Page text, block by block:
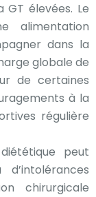
élevées. Le
alimentation
dans la
globale de
de certaines
à la
régulière
peut
chirurgicale